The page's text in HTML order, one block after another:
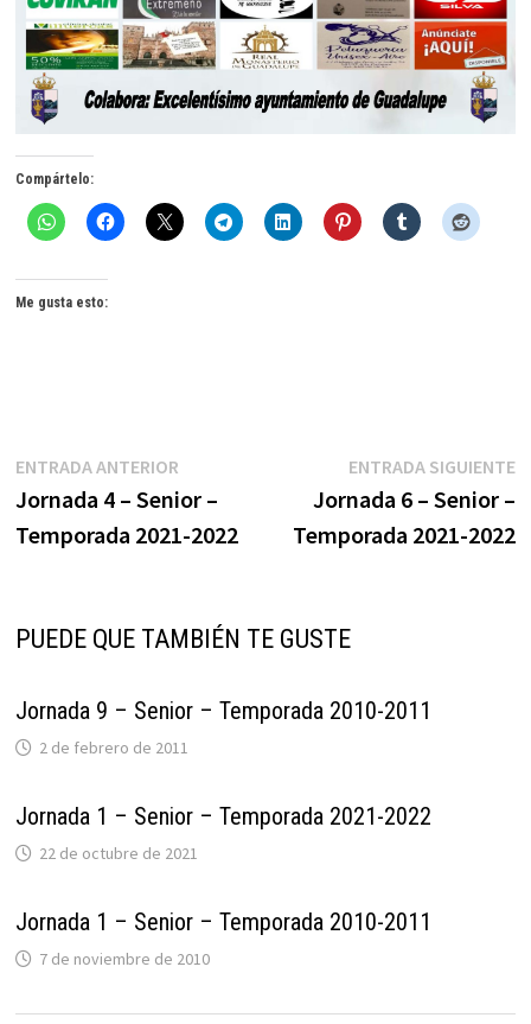
Compártelo:
Me gusta esto:
Navegación
de
entradas
ENTRADA ANTERIOREntrada
anterior:
Jornada 4 – Senior –
Temporada 2021-2022
ENTRADA SIGUIENTE
Jornada 6 – Senior –
Temporada 2021-2022
PUEDE QUE TAMBIÉN TE GUSTE
Jornada 9 – Senior – Temporada 2010-2011
2 de febrero de 2011
Jornada 1 – Senior – Temporada 2021-2022
22 de octubre de 2021
Jornada 1 – Senior – Temporada 2010-2011
7 de noviembre de 2010